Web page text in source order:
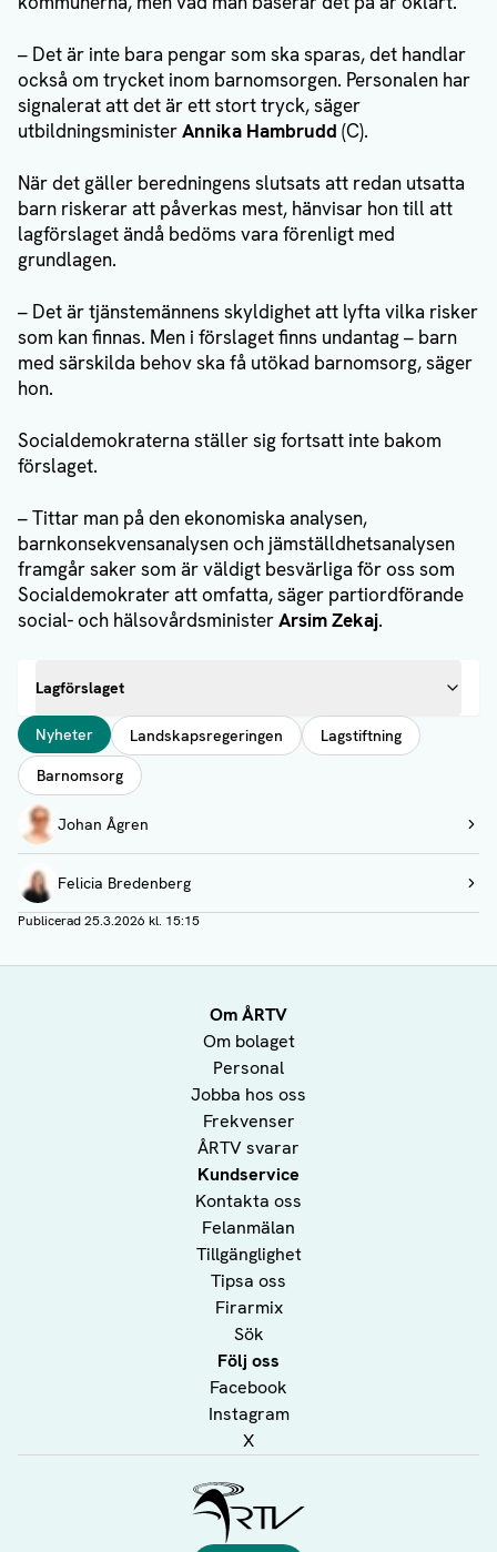
– Det är inte bara pengar som ska sparas, det handlar
också om trycket inom barnomsorgen. Personalen har
signalerat att det är ett stort tryck, säger
utbildningsministerAnnika Hambrudd (C).
När det gäller beredningens slutsats att redan utsatta
barn riskerar att påverkas mest, hänvisar hon till att
lagförslaget ändå bedöms vara förenligt med
grundlagen.
– Det är tjänstemännens skyldighet att lyfta vilka risker
som kan finnas. Men i förslaget finns undantag – barn
med särskilda behov ska få utökad barnomsorg, säger
hon.
Socialdemokraterna ställer sig fortsatt inte bakom
förslaget.
– Tittar man på den ekonomiska analysen,
barnkonsekvensanalysen och jämställdhetsanalysen
framgår saker som är väldigt besvärliga för oss som
Socialdemokrater att omfatta, säger partiordförande
social- och hälsovårdsministerArsim Zekaj.
Lagförslaget
Taggar
Nyheter Landskapsregeringen
Lagstiftning
Barnomsorg
Författare
Johan Ågren
Visa profil
Felicia Bredenberg
Visa profil
Publicerad25.3.2026 kl. 15:15
Om ÅRTV
Om bolaget
Personal
Jobba hos oss
Frekvenser
ÅRTV svarar
Kundservice
Kontakta oss
Felanmälan
Tillgänglighet
Tipsa oss
Firarmix
Sök
Följ oss
Facebook
Instagram
X